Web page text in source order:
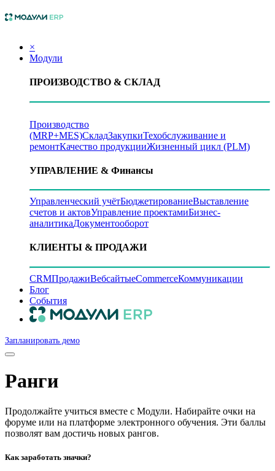
×
Модули
ПРОИЗВОДСТВО & СКЛАД
Производство
(MRP+MES)СкладЗакупкиТехобслуживание и
ремонтКачество продукцииЖизненный цикл (PLM)
УПРАВЛЕНИЕ & Финансы
Управленческий учётБюджетированиеВыставление
счетов и актовУправление проектамиБизнес-
аналитикаДокументооборот
КЛИЕНТЫ & ПРОДАЖИ
CRMПродажиВебсайтыeCommerceКоммуникации
Блог
События
Запланировать демо
Ранги
Продолжайте учиться вместе с Модули. Набирайте очки на
форуме или на платформе электронного обучения. Эти баллы
позволят вам достичь новых рангов.
Как заработать значки?